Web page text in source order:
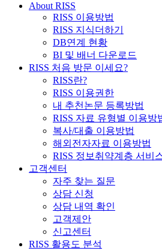
About RISS
RISS 이용방법
RISS 지식더하기
DB연계 현황
BI 및 배너 다운로드
RISS 처음 방문 이세요?
RISS란?
RISS 이용권한
내 추천논문 등록방법
RISS 자료 유형별 이용방
복사/대출 이용방법
해외전자자료 이용방법
RISS 정보취약계층 서비
고객센터
자주 찾는 질문
상담 신청
상담 내역 확인
고객제안
신고센터
RISS 활용도 분석